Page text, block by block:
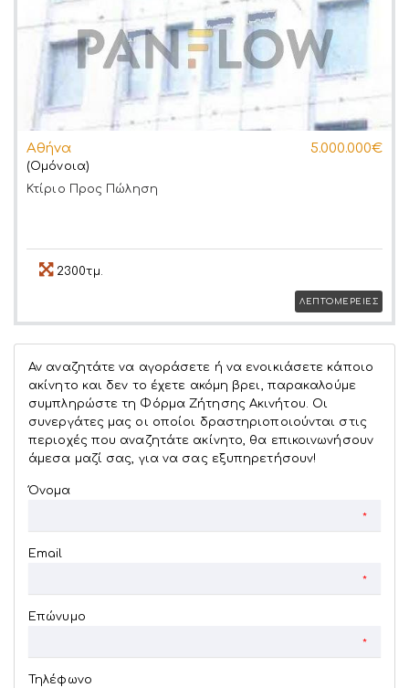
Αθήνα 5.000.000€
(Ομόνοια)
Κτίριο Προς Πώληση
2300τμ.
ΛΕΠΤΟΜΕΡΕΙΕΣ
Αν αναζητάτε να αγοράσετε ή να ενοικιάσετε κάποιο
ακίνητο και δεν το έχετε ακόμη βρει, παρακαλούμε
συμπληρώστε τη Φόρμα Ζήτησης Ακινήτου. Οι
συνεργάτες μας οι οποίοι δραστηριοποιούνται στις
περιοχές που αναζητάτε ακίνητο, θα επικοινωνήσουν
άμεσα μαζί σας, για να σας εξυπηρετήσουν!
Όνομα
*
Email
*
Επώνυμο
*
Τηλέφωνο